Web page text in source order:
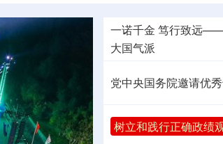
一诺千金 笃行致远
大国气派
党中央国务院邀请优
树立和践行正确政绩